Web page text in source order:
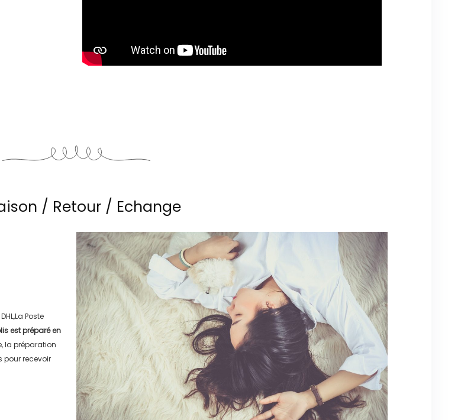
/ Retour / Echange
DHL,La Poste
est préparé en
la préparation
pour recevoir